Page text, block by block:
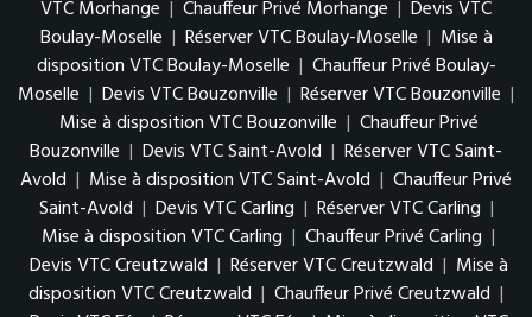
VTC Morhange | Chauffeur Privé Morhange | Devis VTC
Boulay-Moselle | Réserver VTC Boulay-Moselle | Mise à
disposition VTC Boulay-Moselle | Chauffeur Privé Boulay-
Moselle | Devis VTC Bouzonville | Réserver VTC Bouzonville |
Mise à disposition VTC Bouzonville | Chauffeur Privé
Bouzonville | Devis VTC Saint-Avold | Réserver VTC Saint-
Avold | Mise à disposition VTC Saint-Avold | Chauffeur Privé
Saint-Avold | Devis VTC Carling | Réserver VTC Carling |
Mise à disposition VTC Carling | Chauffeur Privé Carling |
Devis VTC Creutzwald | Réserver VTC Creutzwald | Mise à
disposition VTC Creutzwald | Chauffeur Privé Creutzwald |